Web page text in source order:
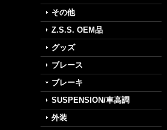
その他
Z.S.S. OEM品
グッズ
ブレース
ブレーキ
SUSPENSION/車高調
外装